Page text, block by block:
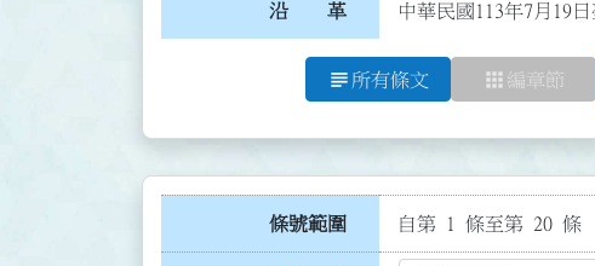
沿 革 中華民國113年7月19
subject 所有條文 apps 編章節
條號範圍 自第 1 條至第 20 條